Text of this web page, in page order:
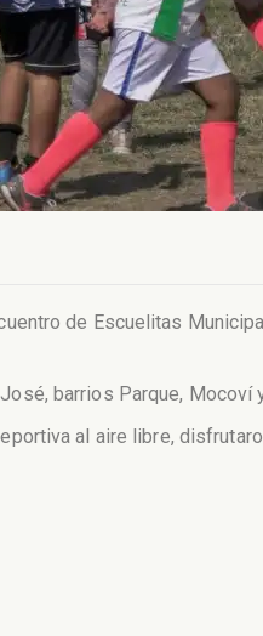
de Escuelitas
barrios Parque, Mocoví
al aire libre,